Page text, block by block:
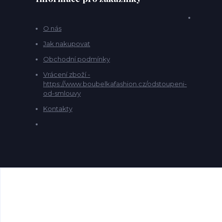
O nás
Jak nakupovat
Obchodní podmínky
Vrácení zboží -
https://www.boubelkafashion.cz/odstoupeni-
od-smlouvy
Kontakty